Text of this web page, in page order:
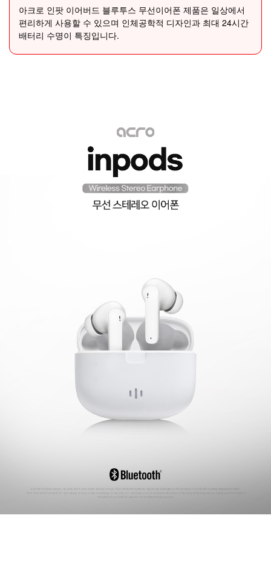
아크로 인팟 이어버드 블루투스 무선이어폰 제품은 일상에서
편리하게 사용할 수 있으며 인체공학적 디자인과 최대 24시간
배터리 수명이 특징입니다.